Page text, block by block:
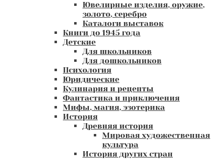
Ювелирные изделия, оружие,
золото, серебро
Каталоги выставок
Книги до 1945 года
Детские
Для школьников
Для дошкольников
Психология
Юридические
Кулинария и рецепты
Фантастика и приключения
Мифы, магия, эзотерика
История
Древняя история
Мировая художественная
культура
История других стран